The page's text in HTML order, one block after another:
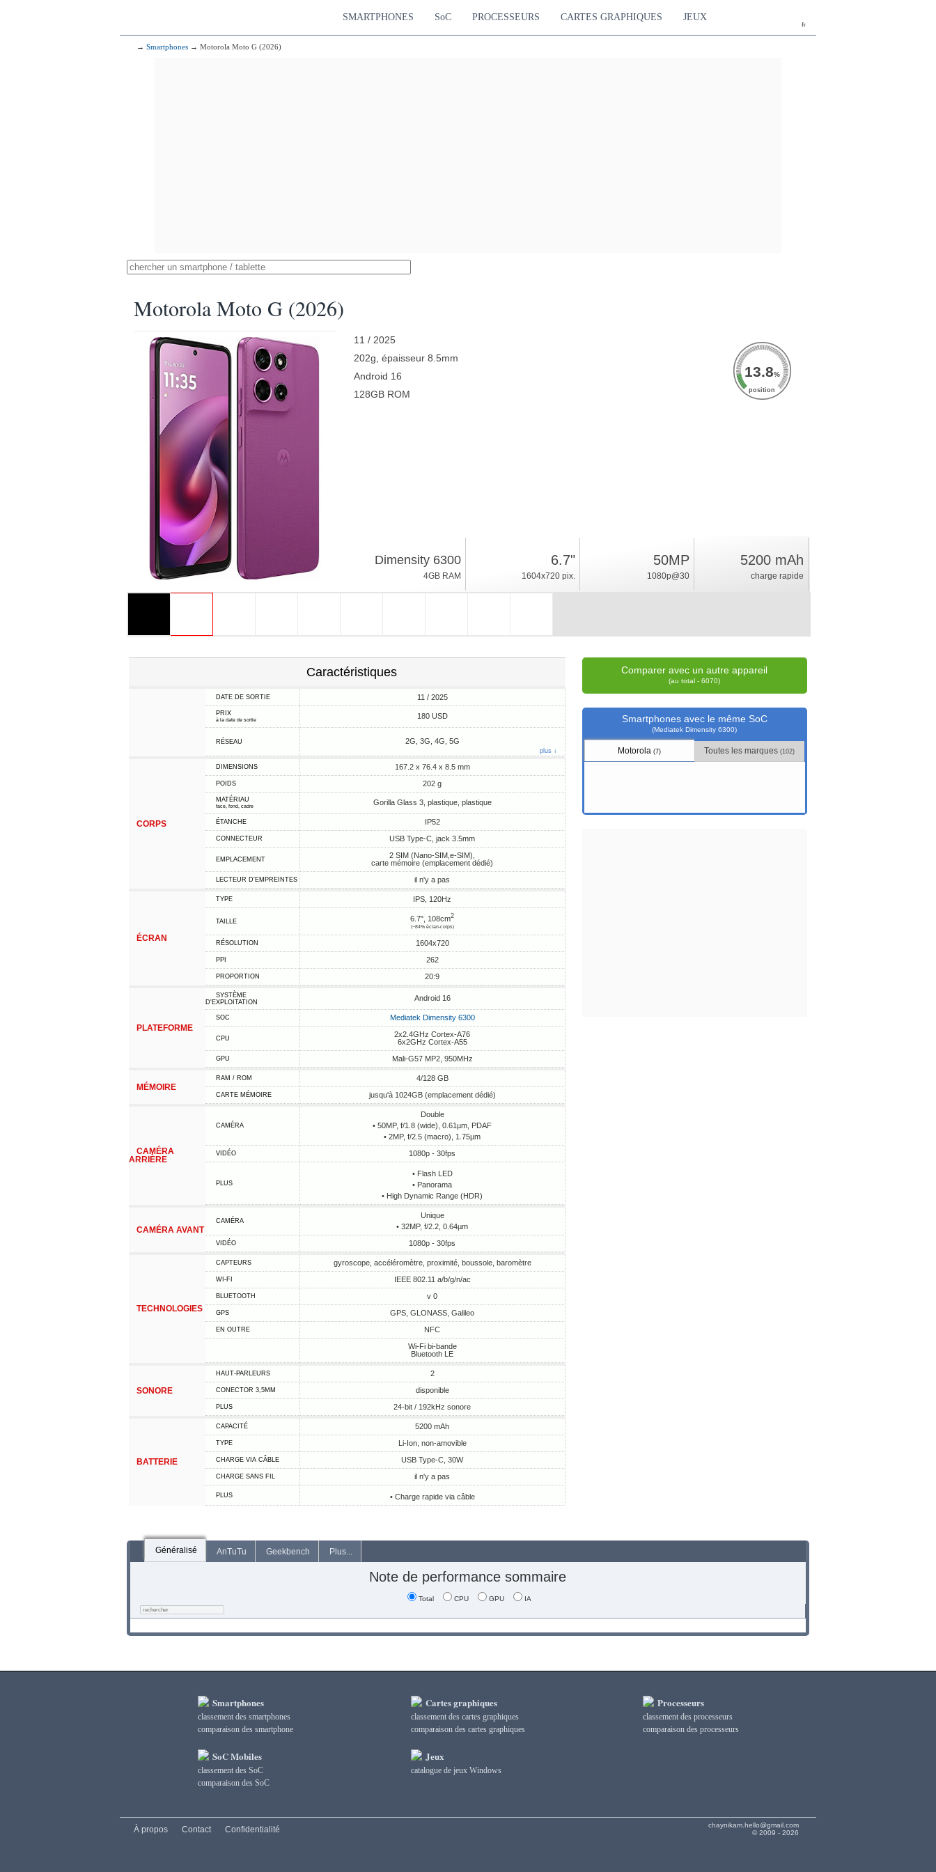
fr
SMARTPHONES SoC PROCESSEURS CARTES GRAPHIQUES JEUX
→ Smartphones → Motorola Moto G (2026)
Motorola Moto G (2026)
11 / 2025
202g, épaisseur 8.5mm
Android 16
128GB ROM
13.8%
position
Dimensity 6300
4GB RAM
6.7"
1604x720 pix.
50MP
1080p@30
5200 mAh
charge rapide
Caractéristiques
DATE DE SORTIE 11 / 2025
PRIX
à la date de sortie 180 USD
RÉSEAU 2G, 3G, 4G, 5G
plus ↓
CORPS
DIMENSIONS 167.2 x 76.4 x 8.5 mm
POIDS 202 g
MATÉRIAU
face, fond, cadre Gorilla Glass 3, plastique, plastique
ÉTANCHE IP52
CONNECTEUR USB Type-C, jack 3.5mm
EMPLACEMENT
2 SIM (Nano-SIM,e-SIM),
carte mémoire (emplacement dédié)
LECTEUR D'EMPREINTES il n'y a pas
ÉCRAN
TYPE IPS, 120Hz
TAILLE 6.7", 108cm2
(~84% écran-corps)
RÉSOLUTION 1604x720
PPI 262
PROPORTION 20:9
PLATEFORME
SYSTÈME
D'EXPLOITATION
Android 16
SOC Mediatek Dimensity 6300
CPU
2x2.4GHz Cortex-A76
6x2GHz Cortex-A55
GPU Mali-G57 MP2, 950MHz
MÉMOIRE
RAM / ROM 4/128 GB
CARTE MÉMOIRE jusqu'à 1024GB (emplacement dédié)
CAMÉRA
ARRIÈRE
CAMÉRA
Double
• 50MP, f/1.8 (wide), 0.61µm, PDAF
• 2MP, f/2.5 (macro), 1.75µm
VIDÉO 1080p - 30fps
PLUS
• Flash LED
• Panorama
• High Dynamic Range (HDR)
CAMÉRA AVANT
CAMÉRA
Unique
• 32MP, f/2.2, 0.64µm
VIDÉO 1080p - 30fps
TECHNOLOGIES
CAPTEURS gyroscope, accéléromètre, proximité, boussole, baromètre
WI-FI IEEE 802.11 a/b/g/n/ac
BLUETOOTH v 0
GPS GPS, GLONASS, Galileo
EN OUTRE
NFC
Wi-Fi bi-bande
Bluetooth LE
SONORE
HAUT-PARLEURS 2
CONECTOR 3,5MM disponible
PLUS 24-bit / 192kHz sonore
BATTERIE
CAPACITÉ 5200 mAh
TYPE Li-Ion, non-amovible
CHARGE VIA CÂBLE USB Type-C, 30W
CHARGE SANS FIL il n'y a pas
PLUS • Charge rapide via câble
Comparer avec un autre appareil
(au total - 6070)
Smartphones avec le même SoC
(Mediatek Dimensity 6300)
Motorola(7) Toutes les marques(102)
Généralisé AnTuTu Geekbench Plus...
Note de performance sommaire
Total CPU GPU IA
Smartphones
classement des smartphones
сomparaison des smartphone
SoC Mobiles
classement des SoC
сomparaison des SoC
Cartes graphiques
classement des cartes graphiques
сomparaison des cartes graphiques
Jeux
catalogue de jeux Windows
Processeurs
classement des processeurs
сomparaison des processeurs
chaynikam.hello@gmail.com
© 2009 - 2026
À propos Contact Confidentialité